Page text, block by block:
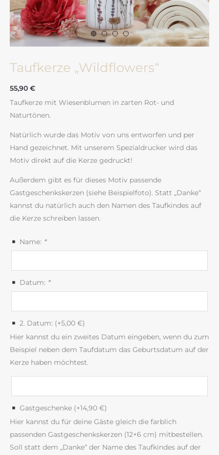
Taufkerze „Wildflowers“
55,90 €
Taufkerze mit Wiesenblumen in zarten Rot- und
Naturtönen.
Natürlich wurde das Motiv von uns entworfen und per
Hand gezeichnet. Mit unserem Spezialdrucker wird das
Motiv direkt auf die Kerze gedruckt!
Außerdem gibt es für dieses Motiv passende
Gastgeschenkskerzen (siehe Beispielfoto). Statt „Danke“
kannst du natürlich auch den Namen des Taufkindes auf
die Kerze schreiben lassen.
Name: *
Datum: *
2. Datum: (+5,00 €)
Hier kannst du ein zweites Datum eingeben, wenn du zum
Beispiel neben dem Taufdatum das Geburtsdatum auf der
Kerze haben möchtest.
Gastgeschenke (+14,90 €)
Hier kannst du für deine Gäste gleich die farblich
passenden Gastgeschenkskerzen (12×6 cm) mitbestellen.
Soll statt dem „Danke“ der Name des Taufkindes auf der